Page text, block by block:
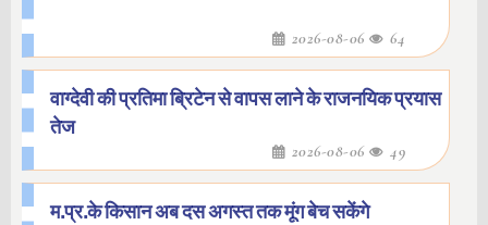
2026-08-06 64
वाग्देवी की प्रतिमा ब्रिटेन से वापस लाने के राजनयिक प्रयास
तेज
2026-08-06 49
म.प्र.के किसान अब दस अगस्त तक मूंग बेच सकेंगे